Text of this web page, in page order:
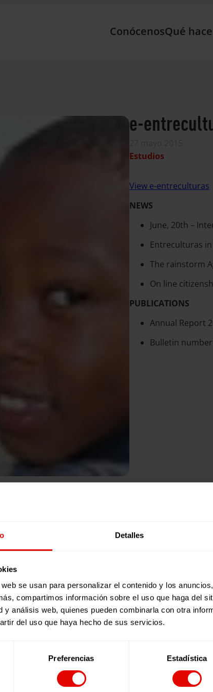
Detalles
se usan para personalizar el contenido y los
compartimos información sobre el uso que haga del
y análisis web, quienes pueden combinarla con otra
del uso que haya hecho de sus servicios.
Preferencias Estadística
ConócenosQué
e-
Estudios
View e-entreculturas
NEWS
June, 20th –
Entreculturas
The rainstorm
On line
PUBLICATIONS
Annual Report
Bulletin
Revista trimestral
REVISTA TRIMESTRAL Nº 101
En este número de la revista de